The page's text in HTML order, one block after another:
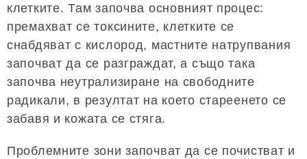
клетките. Там започва основният процес:
премахват се токсините, клетките се
снабдяват с кислород, мастните натрупвания
започват да се разграждат, а също така
започва неутрализиране на свободните
радикали, в резултат на което стареенето се
забавя и кожата се стяга.
Проблемните зони започват да се почистват и